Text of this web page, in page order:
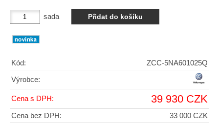
sada
Kód: ZCC-5NA601025Q
Výrobce:
Cena s DPH: 39 930 CZK
Cena bez DPH:
33 000 CZK